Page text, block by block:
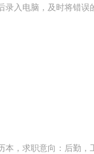
入电脑，及时将错误
本，求职意向：后勤，